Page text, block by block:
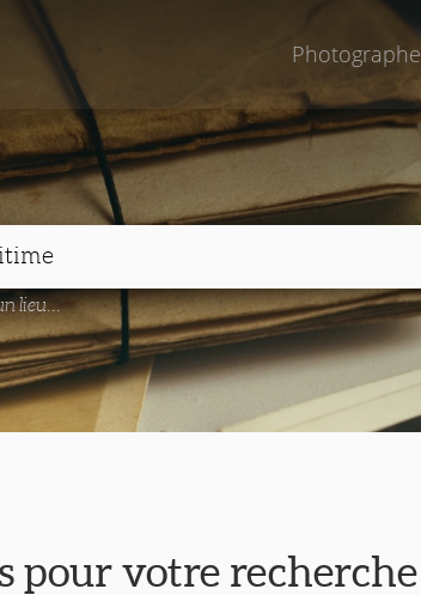
Photographe
lieu...
pour votre recherche